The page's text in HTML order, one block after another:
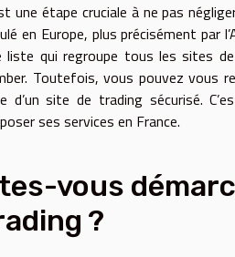
une étape cruciale à ne pas
en Europe, plus précisément par
liste qui regroupe tous les sites
Toutefois, vous pouvez vous
d’un site de trading sécurisé.
ses services en France.
vous
?